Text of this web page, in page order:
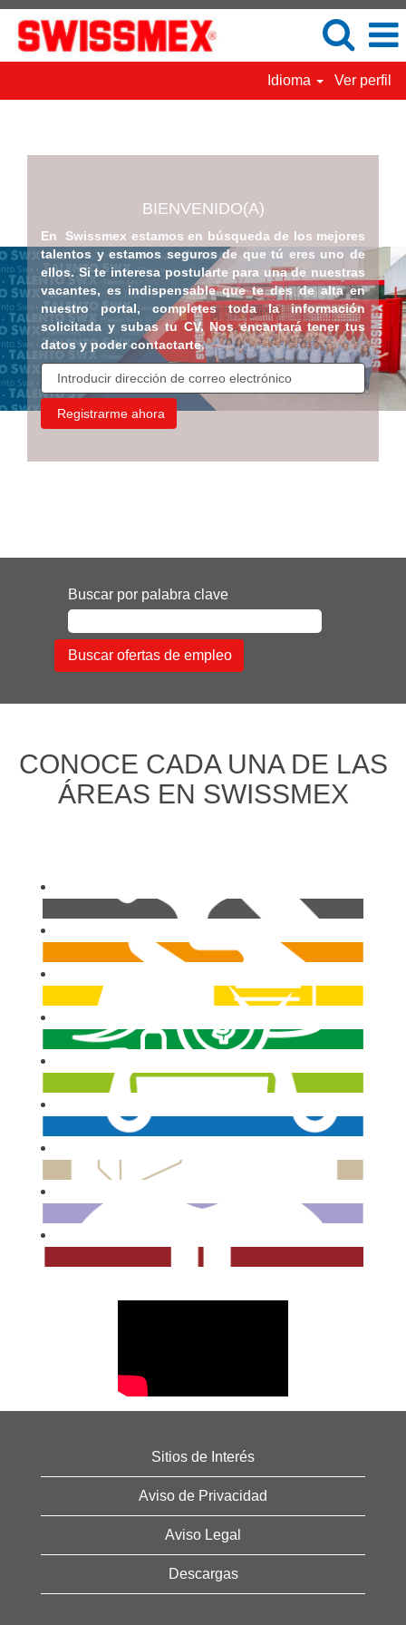
Idioma Ver perfil
BIENVENIDO(A)
En Swissmex estamos en búsqueda de los mejores
talentos y estamos seguros de que tú eres uno de
ellos. Si te interesa postularte para una de nuestras
vacantes, es indispensable que te des de alta en
nuestro portal, completes toda la información
solicitada y subas tu CV. Nos encantará tener tus
datos y poder contactarte.
Buscar por palabra clave
CONOCE CADA UNA DE LAS
ÁREAS EN SWISSMEX
Sitios de Interés
Aviso de Privacidad
Aviso Legal
Descargas